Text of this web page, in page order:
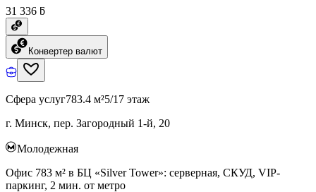
31 336 ƃ
Конвертер валют
Сфера услуг783.4 м²5/17 этаж
г. Минск, пер. Загородный 1-й, 20
Молодежная
Офис 783 м² в БЦ «Silver Tower»: серверная, СКУД, VIP-
паркинг, 2 мин. от метро